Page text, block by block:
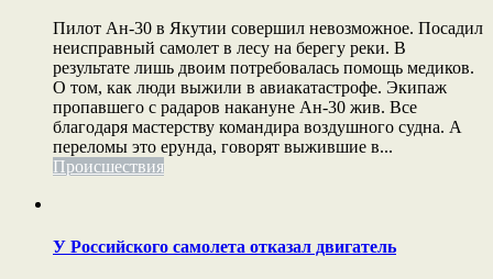
Пилот Ан-30 в Якутии совершил невозможное. Посадил
неисправный самолет в лесу на берегу реки. В
результате лишь двоим потребовалась помощь медиков.
О том, как люди выжили в авиакатастрофе. Экипаж
пропавшего с радаров накануне Ан-30 жив. Все
благодаря мастерству командира воздушного судна. А
переломы это ерунда, говорят выжившие в...
Происшествия
У Российского самолета отказал двигатель